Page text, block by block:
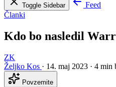
Toggle Sidebar
Feed
Članki
Kdo bo nasledil
ZK
Željko Kos · 14. maj 2023 · 4 min
Povzemite